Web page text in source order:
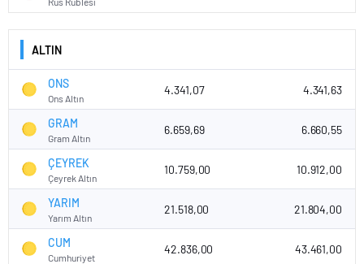
ALTIN
ONS
Ons Altın
4.341,07 4.341,63
GRAM
Gram Altın
6.659,69 6.660,55
ÇEYREK
Çeyrek Altın
10.759,00 10.912,00
YARIM
Yarım Altın
21.518,00 21.804,00
CUM
Cumhuriyet
42.836,00 43.461,00